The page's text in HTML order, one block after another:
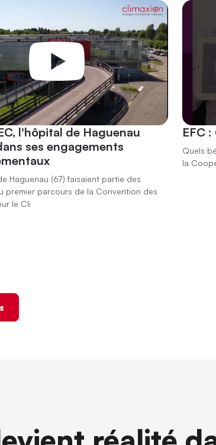
l'hôpital de Haguenau
ses engagements
Haguenau (67) faisaient partie des
premier parcours de la ⁨Convention des
le Cli
EFC
Quels
la